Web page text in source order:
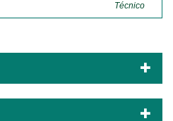
Técnico